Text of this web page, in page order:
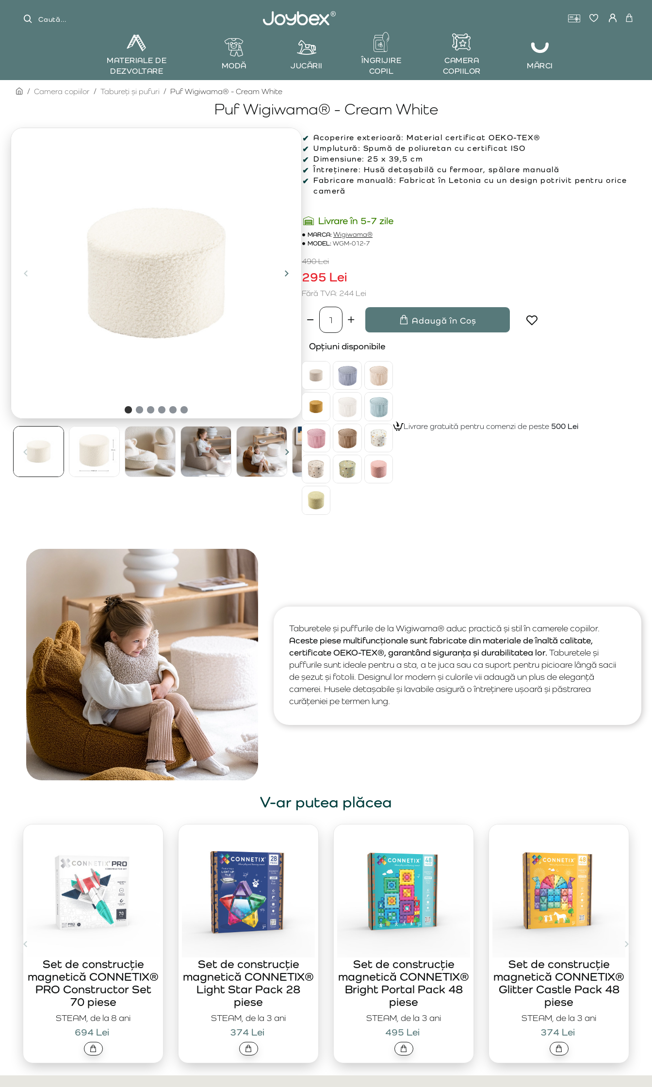
Caută...
MATERIALE DE
DEZVOLTARE
MODĂ JUCĂRII
ÎNGRIJIRE
COPIL
CAMERA
COPIILOR
MĂRCI
Puf Wigiwama® - Cream White
homeCamera copiilor Tabureți și pufuri Puf Wigiwama® - Cream White
Acoperire exterioară: Material certificat OEKO-TEX®
Umplutură: Spumă de poliuretan cu certificat ISO
Dimensiune: 25 x 39,5 cm
Întreținere: Husă detașabilă cu fermoar, spălare manuală
Fabricare manuală: Fabricat în Letonia cu un design potrivit pentru orice
cameră
Livrare în 5-7 zile
MARCA:Wigiwama®
MODEL:WGM-012-7
295 Lei
490 Lei
Fără TVA: 244 Lei
Adaugă în Coș
Opțiuni disponibile
Livrare gratuită pentru comenzi de peste 500 Lei
Taburetele și puffurile de la Wigiwama® aduc practică și stil în camerele copiilor.
Aceste piese multifuncționale sunt fabricate din materiale de înaltă calitate,
certificate OEKO-TEX®, garantând siguranța și durabilitatea lor. Taburetele și
puffurile sunt ideale pentru a sta, a te juca sau ca suport pentru picioare lângă sacii
de șezut și fotolii. Designul lor modern și culorile vii adaugă un plus de eleganță
camerei. Husele detașabile și lavabile asigură o întreținere ușoară și păstrarea
curățeniei pe termen lung.
V-ar putea plăcea
STEAM, de la 8 ani
Set de construcție
magnetică CONNETIX®
PRO Constructor Set
70 piese
694 Lei
STEAM, de la 3 ani
Set de construcție
magnetică CONNETIX®
Light Star Pack 28
piese
374 Lei
STEAM, de la 3 ani
Set de construcție
magnetică CONNETIX®
Bright Portal Pack 48
piese
495 Lei
STEAM, de la 3 ani
Set de construcție
magnetică CONNETIX®
Glitter Castle Pack 48
piese
374 Lei